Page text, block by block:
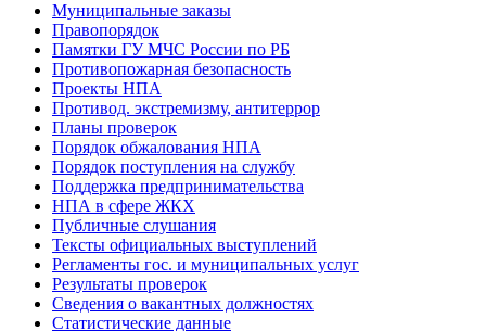
Муниципальные заказы
Правопорядок
Памятки ГУ МЧС России по РБ
Противопожарная безопасность
Проекты НПА
Противод. экстремизму, антитеррор
Планы проверок
Порядок обжалования НПА
Порядок поступления на службу
Поддержка предпринимательства
НПА в сфере ЖКХ
Публичные слушания
Тексты официальных выступлений
Регламенты гос. и муниципальных услуг
Результаты проверок
Сведения о вакантных должностях
Статистические данные